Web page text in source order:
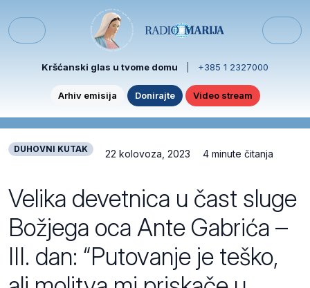
Menu
Kršćanski glas u tvome domu +385 1 2327000
Arhiv emisija Donirajte Video stream
DUHOVNI KUTAK 22 kolovoza, 2023 4 minute čitanja
Velika devetnica u čast sluge
Božjega oca Ante Gabrića –
III. dan: “Putovanje je teško,